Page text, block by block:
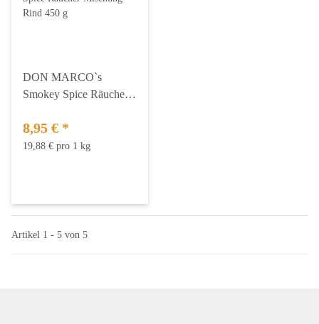
DON MARCO`s
Smokey Spice Räucher
8,95 € *
19,88 € pro 1 kg
Artikel 1 - 5 von 5